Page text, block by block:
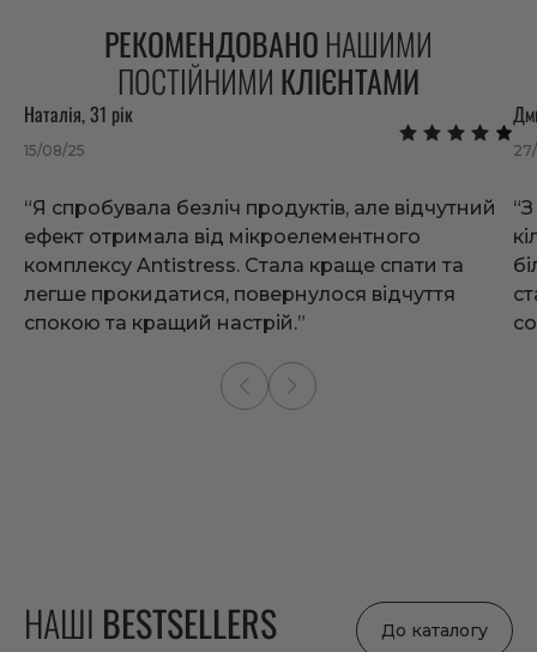
РЕКОМЕНДОВАНО НАШИМИ
ПОСТІЙНИМИ КЛІЄНТАМИ
Наталія, 31 рік
15/08/25
“Я спробувала безліч продуктів, але відчутний
ефект отримала від мікроелементного
комплексу Antistress. Стала краще спати та
легше прокидатися, повернулося відчуття
спокою та кращий настрій.”
НАШІ BESTSELLERS До каталогу